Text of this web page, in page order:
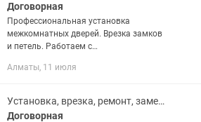
Договорная
Профессиональная установка
межкомнатных дверей. Врезка замков
и петель. Работаем с
Установка доборов, арок, порталов,
10.000...
Алматы, 11 июля
Установка, врезка, ремонт, замена и вскрытие замков любой сложности. Замена
Договорная